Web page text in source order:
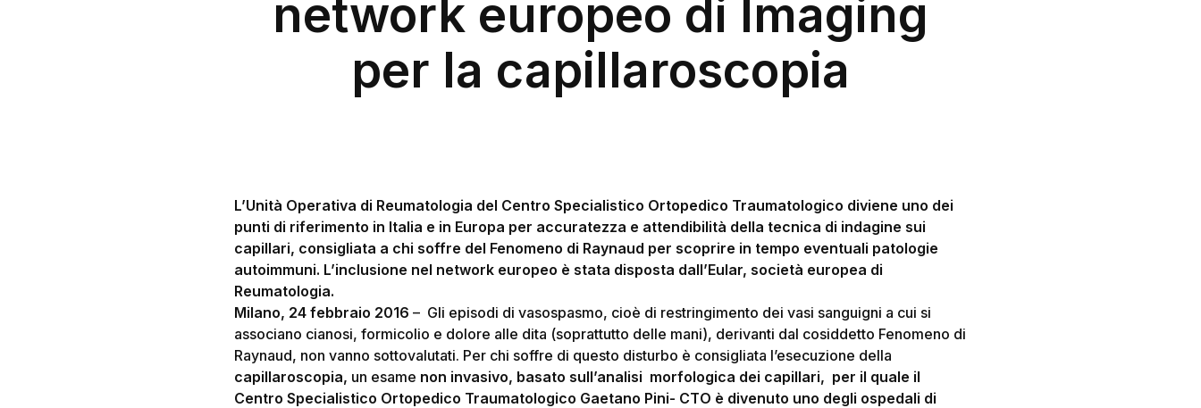
network europeo di Imaging
per la capillaroscopia
L’Unità Operativa di Reumatologia del Centro Specialistico Ortopedico Traumatologico diviene uno dei
punti di riferimento in Italia e in Europa per accuratezza e attendibilità della tecnica di indagine sui
capillari, consigliata a chi soffre del Fenomeno di Raynaud per scoprire in tempo eventuali patologie
autoimmuni. L’inclusione nel network europeo è stata disposta dall’Eular, società europea di
Reumatologia.
Milano, 24 febbraio 2016 – Gli episodi di vasospasmo, cioè di restringimento dei vasi sanguigni a cui si
associano cianosi, formicolio e dolore alle dita (soprattutto delle mani), derivanti dal cosiddetto Fenomeno di
Raynaud, non vanno sottovalutati. Per chi soffre di questo disturbo è consigliata l’esecuzione della
capillaroscopia, un esame non invasivo, basato sull’analisi morfologica dei capillari, per il quale il
Centro Specialistico Ortopedico Traumatologico Gaetano Pini- CTO è divenuto uno degli ospedali di